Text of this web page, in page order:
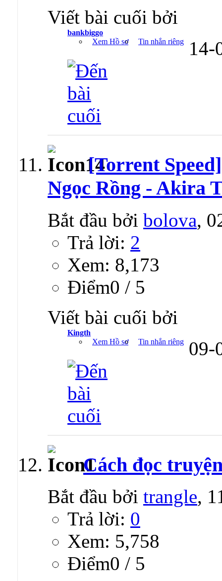
Viết bài cuối bởi
bankbiggo
Xem Hồ sơ
Tin nhắn riêng
[Torrent
Ngọc Rồng - Akira
Bắt đầu bởi bolova,
Trả lời: 2
Xem: 8,173
Ðiểm0 / 5
Viết bài cuối bởi
Kingth
Xem Hồ sơ
Tin nhắn riêng 09-
Cách đọc
Bắt đầu bởi trangle,
Trả lời: 0
Xem: 5,758
Ðiểm0 / 5